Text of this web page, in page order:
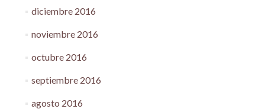
diciembre 2016
noviembre 2016
octubre 2016
septiembre 2016
agosto 2016